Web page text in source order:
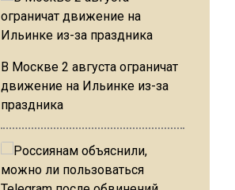
В Москве 2 августа ограничат
движение на Ильинке из-за
праздника